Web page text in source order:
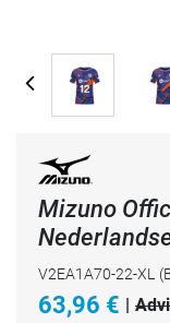
Mizuno
V2EA1A70-22-XL
63,96 € |